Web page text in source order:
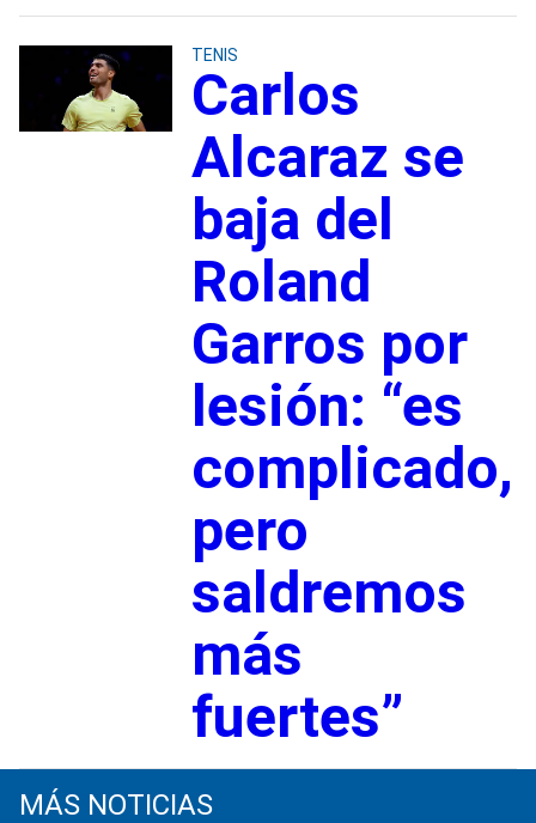
TENIS
Carlos
Alcaraz se
baja del
Roland
Garros por
lesión: “es
complicado,
pero
saldremos
más
fuertes”
MÁS NOTICIAS